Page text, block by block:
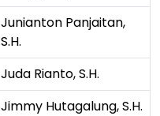
Junianton Panjaitan,
S.H.
Juda Rianto, S.H.
Jimmy Hutagalung, S.H.